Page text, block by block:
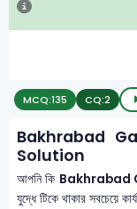
MCQ:135 CQ:2
Bakhrabad
Solution
আপনি কি Bakhrabad
যুদ্ধে টিকে থাকার সবচেয়ে